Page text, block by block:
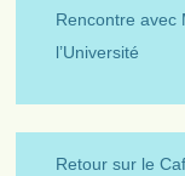
Rencontre avec
l’Université
Retour sur le